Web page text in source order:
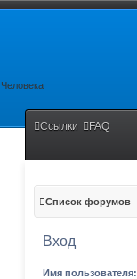
Человека
Ссылки FAQ
Список форумов
Вход
Имя пользователя: